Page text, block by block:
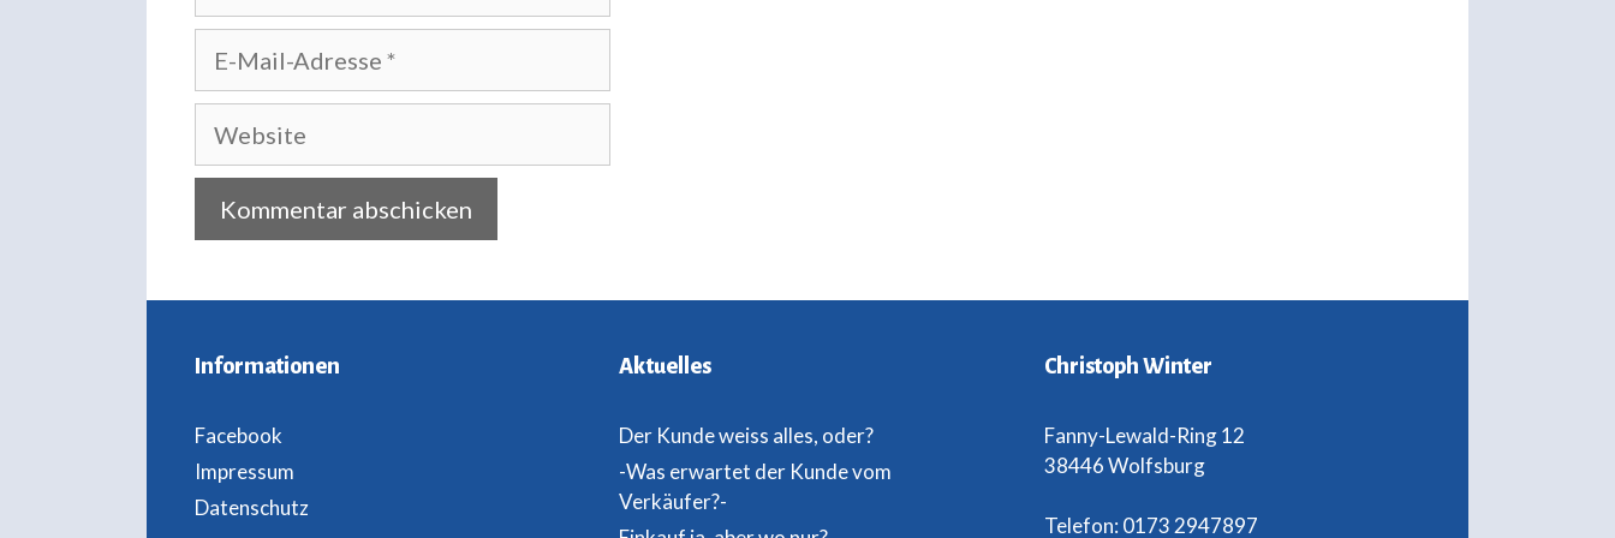
Informationen
Facebook
Impressum
Datenschutz
Aktuelles
Der Kunde weiss alles, oder?
-Was erwartet der Kunde vom
Verkäufer?-
Christoph Winter
Fanny-Lewald-Ring 12
38446 Wolfsburg
Telefon: 0173 2947897